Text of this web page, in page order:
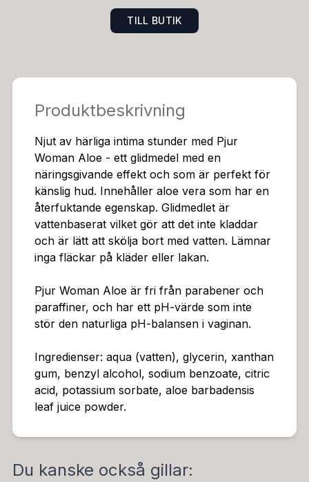
TILL BUTIK
Produktbeskrivning
Njut av härliga intima stunder med Pjur
Woman Aloe - ett glidmedel med en
näringsgivande effekt och som är perfekt för
känslig hud. Innehåller aloe vera som har en
återfuktande egenskap. Glidmedlet är
vattenbaserat vilket gör att det inte kladdar
och är lätt att skölja bort med vatten. Lämnar
inga fläckar på kläder eller lakan.
Pjur Woman Aloe är fri från parabener och
paraffiner, och har ett pH-värde som inte
stör den naturliga pH-balansen i vaginan.
Ingredienser: aqua (vatten), glycerin, xanthan
gum, benzyl alcohol, sodium benzoate, citric
acid, potassium sorbate, aloe barbadensis
leaf juice powder.
Du kanske också gillar: